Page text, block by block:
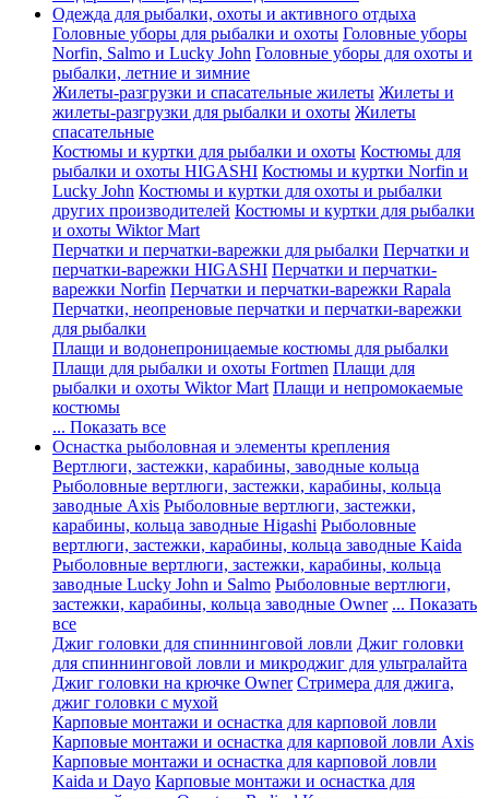
Одежда для рыбалки, охоты и активного отдыха
Головные уборы для рыбалки и охоты Головные уборы
Norfin, Salmo и Lucky John Головные уборы для охоты и
рыбалки, летние и зимние
Жилеты-разгрузки и спасательные жилеты Жилеты и
жилеты-разгрузки для рыбалки и охоты Жилеты
спасательные
Костюмы и куртки для рыбалки и охоты Костюмы для
рыбалки и охоты HIGASHI Костюмы и куртки Norfin и
Lucky John Костюмы и куртки для охоты и рыбалки
других производителей Костюмы и куртки для рыбалки
и охоты Wiktor Mart
Перчатки и перчатки-варежки для рыбалки Перчатки и
перчатки-варежки HIGASHI Перчатки и перчатки-
варежки Norfin Перчатки и перчатки-варежки Rapala
Перчатки, неопреновые перчатки и перчатки-варежки
для рыбалки
Плащи и водонепроницаемые костюмы для рыбалки
Плащи для рыбалки и охоты Fortmen Плащи для
рыбалки и охоты Wiktor Mart Плащи и непромокаемые
костюмы
... Показать все
Оснастка рыболовная и элементы крепления
Вертлюги, застежки, карабины, заводные кольца
Рыболовные вертлюги, застежки, карабины, кольца
заводные Axis Рыболовные вертлюги, застежки,
карабины, кольца заводные Higashi Рыболовные
вертлюги, застежки, карабины, кольца заводные Kaida
Рыболовные вертлюги, застежки, карабины, кольца
заводные Lucky John и Salmo Рыболовные вертлюги,
застежки, карабины, кольца заводные Owner ... Показать
все
Джиг головки для спиннинговой ловли Джиг головки
для спиннинговой ловли и микроджиг для ультралайта
Джиг головки на крючке Owner Стримера для джига,
джиг головки с мухой
Карповые монтажи и оснастка для карповой ловли
Карповые монтажи и оснастка для карповой ловли Axis
Карповые монтажи и оснастка для карповой ловли
Kaida и Dayo Карповые монтажи и оснастка для